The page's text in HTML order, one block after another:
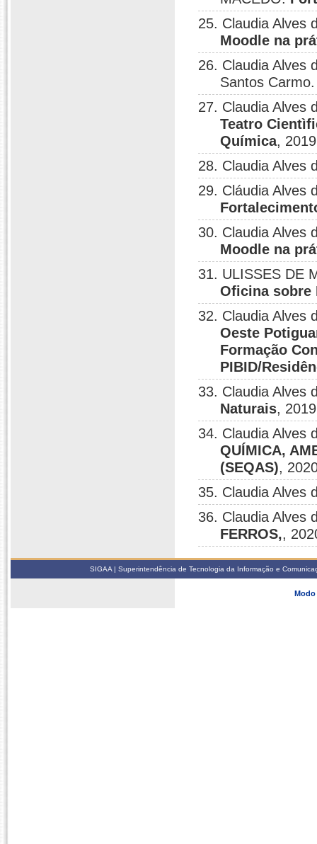
25. Claudia Alves
Moodle na
26. Claudia Alves
Santos
27. Claudia Alves
Teatro
Química,
28. Claudia Alves
29. Cláudia Alves
30. Claudia Alves
Moodle na
31. ULISSES DE
Oficina sobre
32. Claudia Alves
Oeste
Formação
PIBID/
33. Claudia Alves
Naturais,
34. Claudia Alves
QUÍMICA,
(SEQAS),
35. Claudia Alves
36. Claudia Alves
FERROS,,
SIGAA | Superintendência de Tecnologia da Informação e
Modo